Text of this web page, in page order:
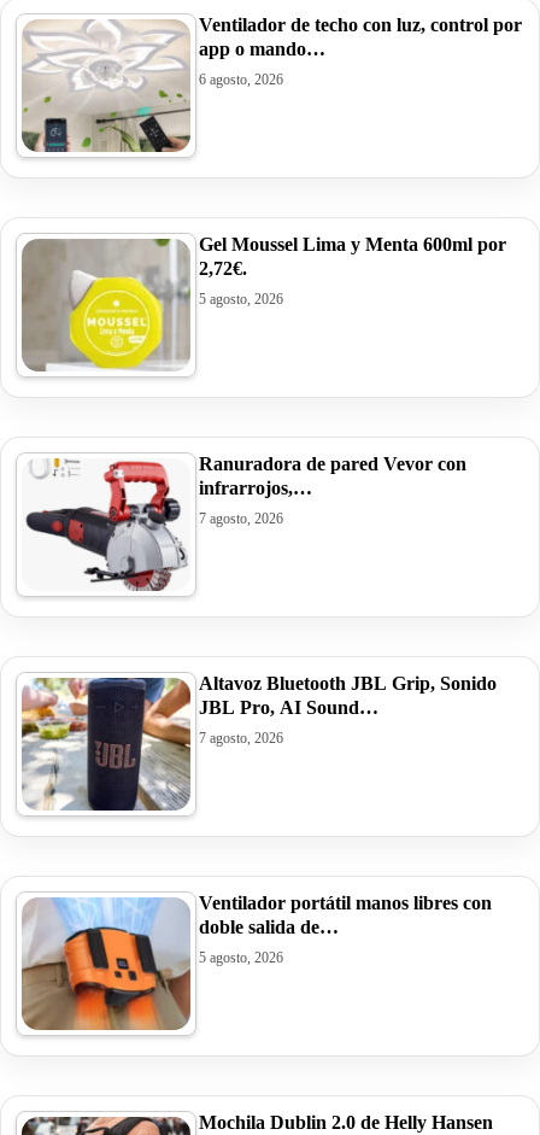
Ventilador de techo con luz, control por
app o mando…
6 agosto, 2026
Gel Moussel Lima y Menta 600ml por
2,72€.
5 agosto, 2026
Ranuradora de pared Vevor con
infrarrojos,…
7 agosto, 2026
Altavoz Bluetooth JBL Grip, Sonido
JBL Pro, AI Sound…
7 agosto, 2026
Ventilador portátil manos libres con
doble salida de…
5 agosto, 2026
Mochila Dublin 2.0 de Helly Hansen